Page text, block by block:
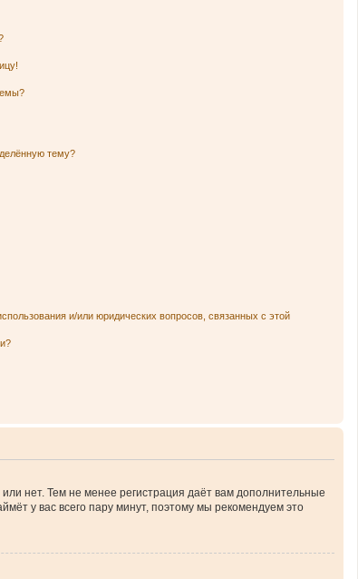
тему?
и/или юридических вопросов, связанных с этой
нет. Тем не менее регистрация даёт вам дополнительные
у вас всего пару минут, поэтому мы рекомендуем это